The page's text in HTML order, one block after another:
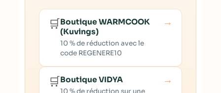
🛒Boutique WARMCOOK
(Kuvings)
10 % de réduction avec le
code REGENERE10
→
🛒Boutique VIDYA
10 % de réduction sur une
→